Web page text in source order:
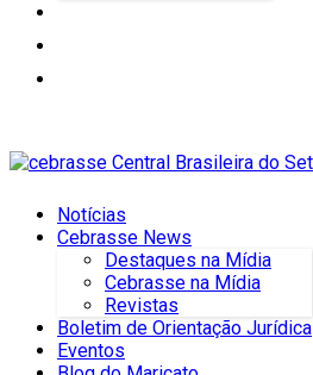
Notícias
Cebrasse News
Destaques na Mídia
Cebrasse na Mídia
Revistas
Boletim de Orientação Jurídica
Eventos